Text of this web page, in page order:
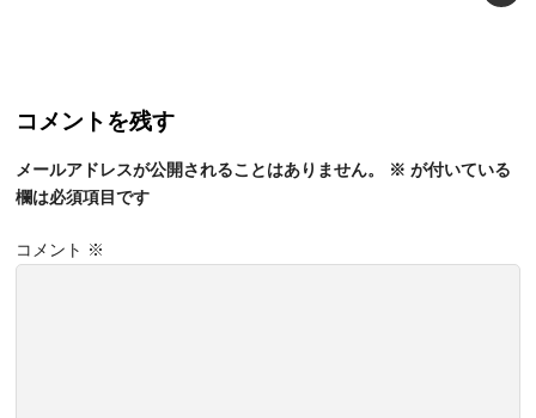
コメントを残す
メールアドレスが公開されることはありません。 ※ が付いている
欄は必須項目です
コメント ※